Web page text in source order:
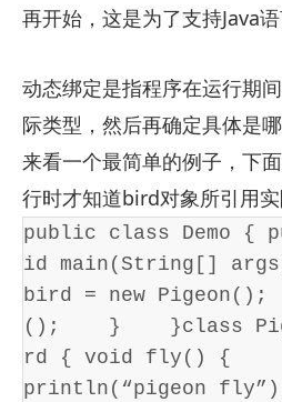
再开始，这是为了支持Java
动态绑定是指程序在运行期
际类型，然后再确定具体是
来看一个最简单的例子，下
行时才知道bird对象所引用实
public class Demo {
id main(String[]
bird = new
();    }    }class
rd { void fly() {
println(“pigeon